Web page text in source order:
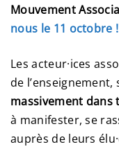
Mouvement
nous le 11 octobre !
Les acteur·ices
de
massivement
à manifester, se
auprès de leurs